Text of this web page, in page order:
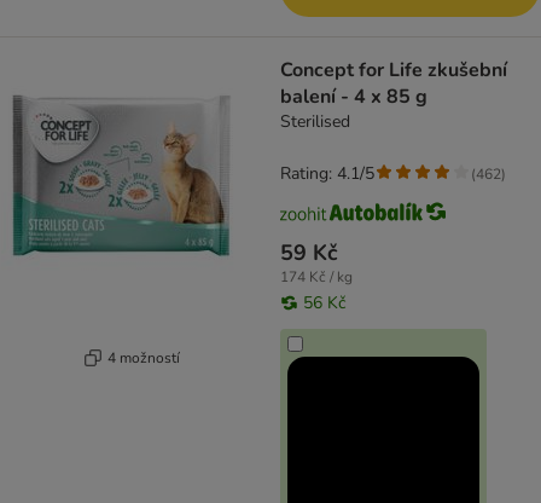
4 možností
Concept for Life zkušební
balení - 4 x 85 g
Sterilised
59 Kč
174 Kč / kg
56 Kč
Rating: 4.1/5 (462)